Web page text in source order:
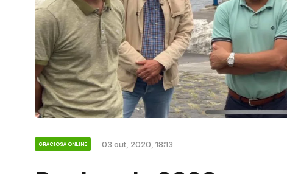
GRACIOSA ONLINE 03 out, 2020, 18:13